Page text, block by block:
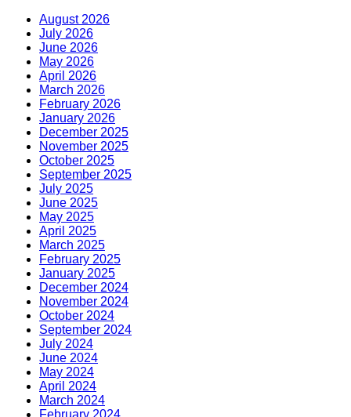
August 2026
July 2026
June 2026
May 2026
April 2026
March 2026
February 2026
January 2026
December 2025
November 2025
October 2025
September 2025
July 2025
June 2025
May 2025
April 2025
March 2025
February 2025
January 2025
December 2024
November 2024
October 2024
September 2024
July 2024
June 2024
May 2024
April 2024
March 2024
February 2024